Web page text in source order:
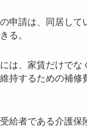
申請は、同居して
る。
は、家賃だけでな
持するための補修
給者である介護保